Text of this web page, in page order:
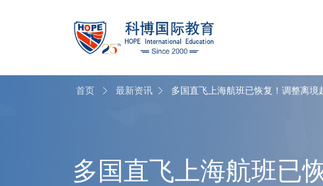
首页 最新资讯 多国直飞上海航班已恢复！调整离境
多国直飞上海航班已